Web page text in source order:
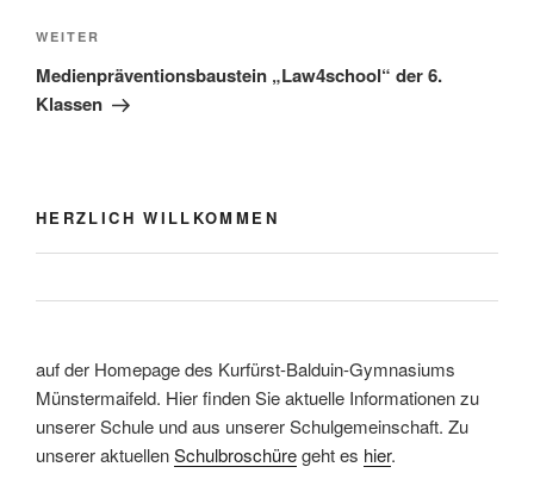
Nächster
Beitrag
WEITER
Medienpräventionsbaustein „Law4school“ der 6.
Klassen
HERZLICH WILLKOMMEN
auf der Homepage des Kurfürst-Balduin-Gymnasiums
Münstermaifeld. Hier finden Sie aktuelle Informationen zu
unserer Schule und aus unserer Schulgemeinschaft. Zu
unserer aktuellenSchulbroschüregeht es hier.